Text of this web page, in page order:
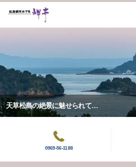
天草松島の絶景に魅せられて…
0969-56-1188